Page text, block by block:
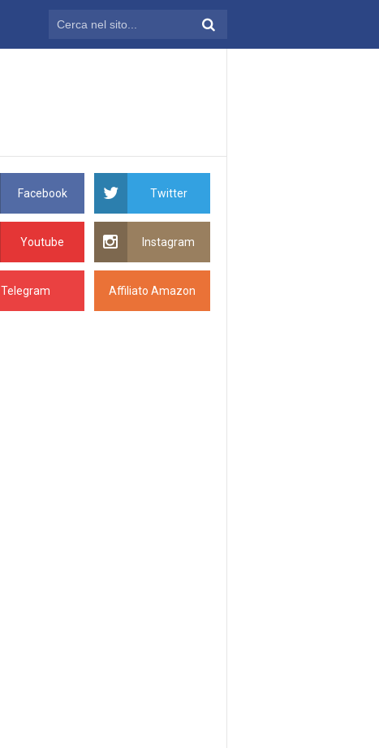
Facebook Twitter
Youtube Instagram
Telegram Affiliato Amazon